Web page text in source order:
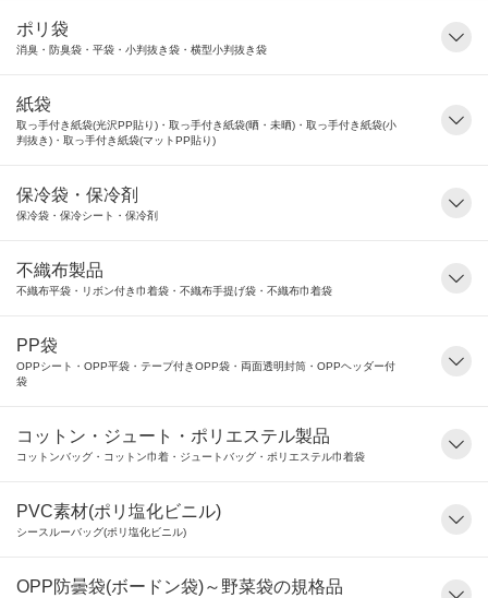
ポリ袋
消臭・防臭袋・平袋・小判抜き袋・横型小判抜き袋
紙袋
取っ手付き紙袋(光沢PP貼り)・取っ手付き紙袋(晒・未晒)・取っ手付き紙袋(小
判抜き)・取っ手付き紙袋(マットPP貼り)
保冷袋・保冷剤
保冷袋・保冷シート・保冷剤
不織布製品
不織布平袋・リボン付き巾着袋・不織布手提げ袋・不織布巾着袋
PP袋
OPPシート・OPP平袋・テープ付きOPP袋・両面透明封筒・OPPヘッダー付
袋
コットン・ジュート・ポリエステル製品
コットンバッグ・コットン巾着・ジュートバッグ・ポリエステル巾着袋
PVC素材(ポリ塩化ビニル)
シースルーバッグ(ポリ塩化ビニル)
OPP防曇袋(ボードン袋)～野菜袋の規格品